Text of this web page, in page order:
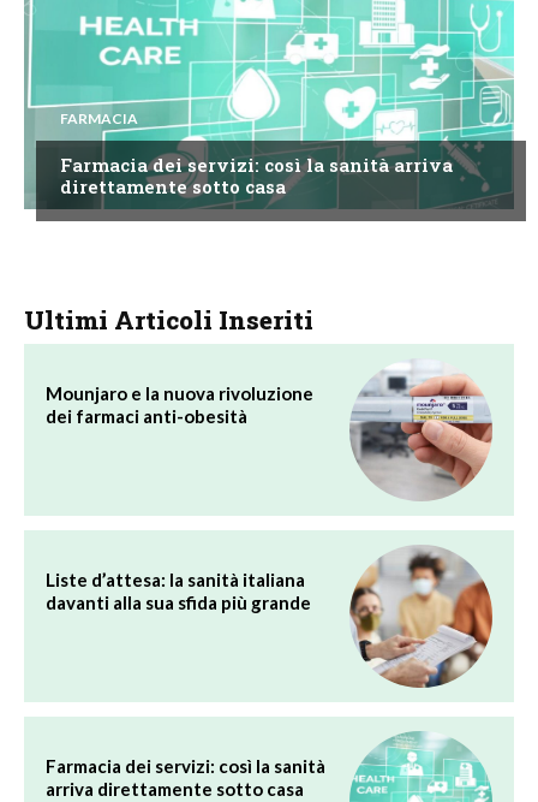
FARMACIA
Farmacia dei servizi: così la sanità arriva
direttamente sotto casa
Ultimi Articoli Inseriti
Mounjaro e la nuova rivoluzione
dei farmaci anti-obesità
Liste d’attesa: la sanità italiana
davanti alla sua sfida più grande
Farmacia dei servizi: così la sanità
arriva direttamente sotto casa